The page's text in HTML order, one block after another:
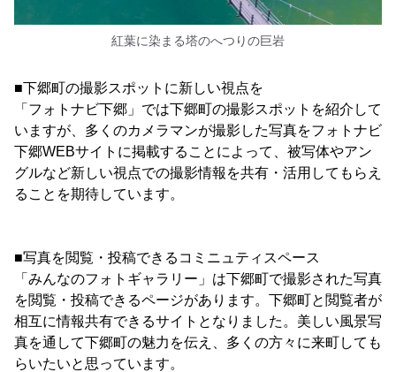
紅葉に染まる塔のへつりの巨岩
■下郷町の撮影スポットに新しい視点を
「フォトナビ下郷」では下郷町の撮影スポットを紹介して
いますが、多くのカメラマンが撮影した写真をフォトナビ
下郷WEBサイトに掲載することによって、被写体やアン
グルなど新しい視点での撮影情報を共有・活用してもらえ
ることを期待しています。
■写真を閲覧・投稿できるコミニュティスペース
「みんなのフォトギャラリー」は下郷町で撮影された写真
を閲覧・投稿できるページがあります。下郷町と閲覧者が
相互に情報共有できるサイトとなりました。美しい風景写
真を通して下郷町の魅力を伝え、多くの方々に来町しても
らいたいと思っています。